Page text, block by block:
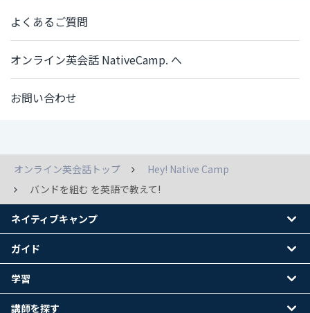
よくあるご質問
オンライン英会話 NativeCamp. へ
お問い合わせ
オンライン英会話トップ
Hey! Native Camp
バンドを組む を英語で教えて!
ネイティブキャンプ
ガイド
学習
講師を探す